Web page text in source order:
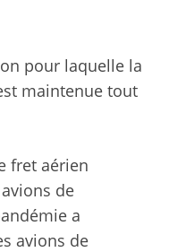
pour laquelle la
maintenue tout
fret aérien
de
a
avions de